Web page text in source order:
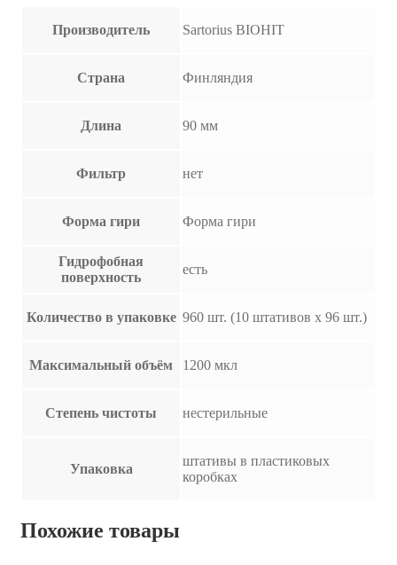
Производитель Sartorius BIOHIT
Страна Финляндия
Длина 90 мм
Фильтр нет
Форма гири Форма гири
Гидрофобная
поверхность
есть
Количество в упаковке 960 шт. (10 штативов х 96 шт.)
Максимальный объём 1200 мкл
Степень чистоты нестерильные
Упаковка
штативы в пластиковых
коробках
Похожие товары